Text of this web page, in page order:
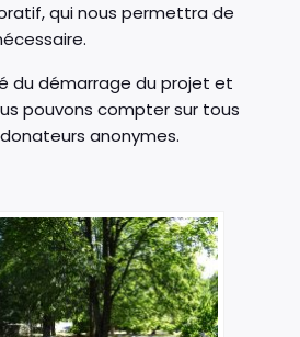
qui nous permettra de
du démarrage du projet et
pouvons compter sur tous
anonymes.